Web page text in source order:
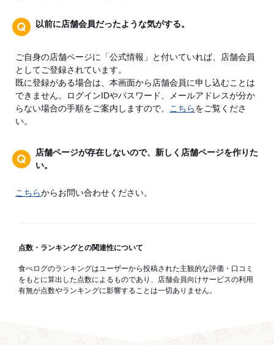
以前に店舗会員だったような気がする。
ご自身の店舗ページに「公式情報」と付いていれば、店舗会員
としてご登録されています。
既に登録がある場合は、本画面から店舗会員に申し込むことは
できません。ログインIDやパスワード、メールアドレスが分か
らない場合の手順をご案内しますので、
こちらをご覧くださ
い。
店舗ページが存在しないので、新しく店舗ページを作りた
い。
こちらからお問い合わせください。
点数・ランキングとの関連性について
食べログのランキングはユーザーから投稿された主観的な評価・口コミ
をもとに算出した点数によるものであり、店舗会員向けサービスの利用
有無が点数やランキングに影響することは一切ありません。